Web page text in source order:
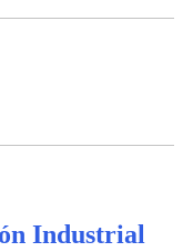
Industrial